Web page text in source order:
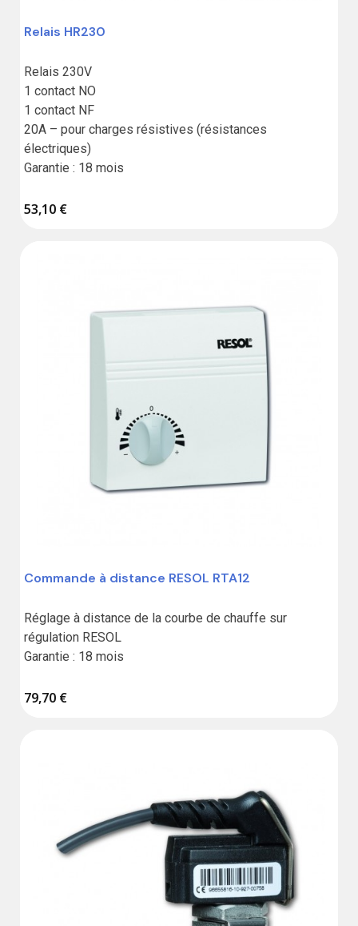
(1 avis)
Relais HR230
Relais 230V
1 contact NO
1 contact NF
20A – pour charges résistives (résistances
électriques)
Garantie : 18 mois
53,10 €
Commande à distance RESOL RTA12
Réglage à distance de la courbe de chauffe sur
régulation RESOL
Garantie : 18 mois
79,70 €